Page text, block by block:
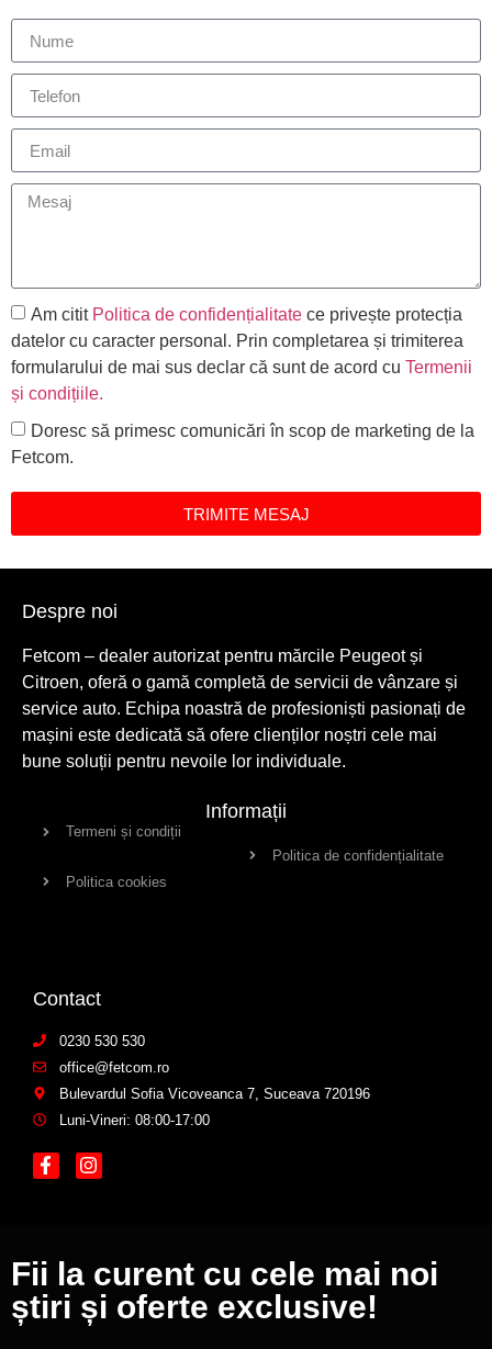
Am citit Politica de confidențialitate ce privește protecția
datelor cu caracter personal. Prin completarea și trimiterea
formularului de mai sus declar că sunt de acord cu Termenii
și condițiile.
Doresc să primesc comunicări în scop de marketing de la
Fetcom.
TRIMITE MESAJ
Despre noi
Fetcom – dealer autorizat pentru mărcile Peugeot și
Citroen, oferă o gamă completă de servicii de vânzare și
service auto. Echipa noastră de profesioniști pasionați de
mașini este dedicată să ofere clienților noștri cele mai
bune soluții pentru nevoile lor individuale.
Informații
Termeni și condiții
Politica de confidențialitate
Politica cookies
Contact
0230 530 530
office@fetcom.ro
Bulevardul Sofia Vicoveanca 7, Suceava 720196
Luni-Vineri: 08:00-17:00
Fii la curent cu cele mai noi
știri și oferte exclusive!